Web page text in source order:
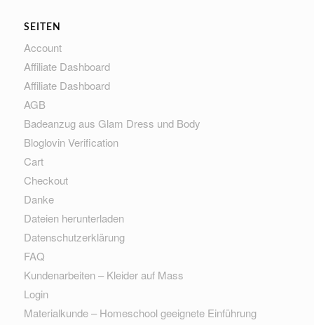
SEITEN
Account
Affiliate Dashboard
Affiliate Dashboard
AGB
Badeanzug aus Glam Dress und Body
Bloglovin Verification
Cart
Checkout
Danke
Dateien herunterladen
Datenschutzerklärung
FAQ
Kundenarbeiten – Kleider auf Mass
Login
Materialkunde – Homeschool geeignete Einführung